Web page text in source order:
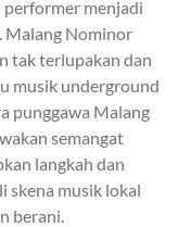
menjadi
Malang Nominor
tak terlupakan dan
musik underground
punggawa Malang
semangat
langkah dan
skena musik lokal
berani.